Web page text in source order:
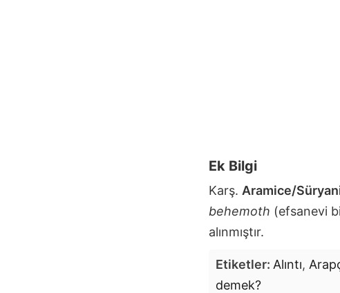
Ek Bilgi
Karş. Aramice/
behemoth (efsanevi
alınmıştır.
Etiketler: Alıntı,
demek?